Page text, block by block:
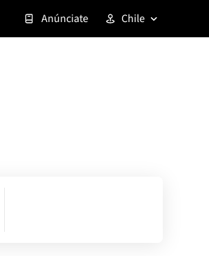
Anúnciate Chile